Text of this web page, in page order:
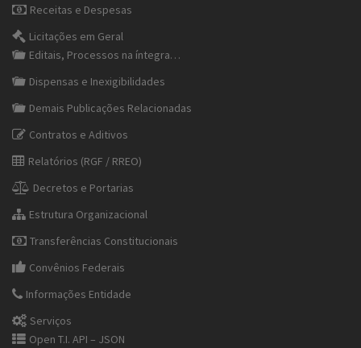
Receitas e Despesas
Licitações em Geral
Editais, Processos na íntegra…
Dispensas e Inexigibilidades
Demais Publicações Relacionadas
Contratos e Aditivos
Relatórios (RGF / RREO)
Decretos e Portarias
Estrutura Organizacional
Transferências Constitucionais
Convênios Federais
Informações Entidade
Serviços
Open T.I. API – JSON